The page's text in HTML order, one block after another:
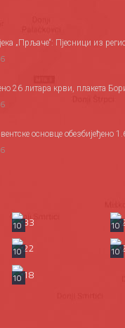
„Прљаче“: Пјесници из
26 литара крви, плакета
основце обезбијеђено
10
10
10
10
10